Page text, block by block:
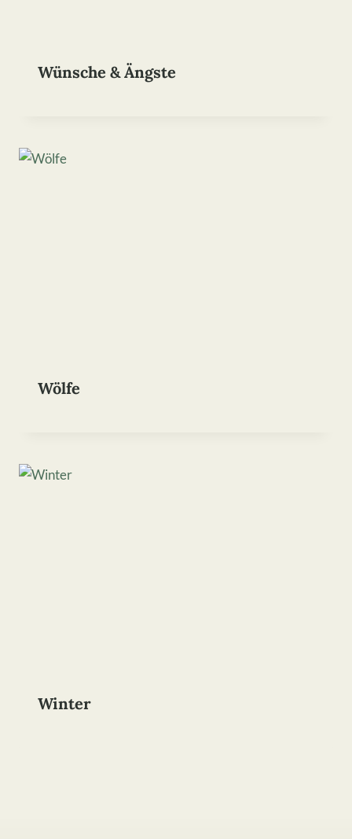
Wünsche & Ängste
Wölfe
Winter